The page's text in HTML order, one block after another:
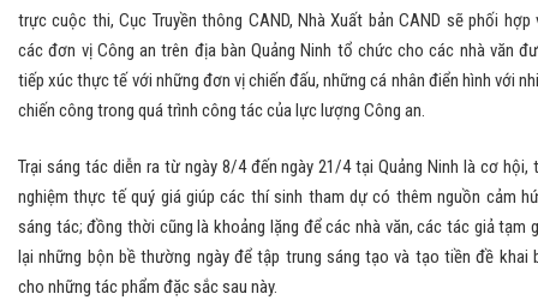
trực cuộc thi, Cục Truyền thông CAND, Nhà Xuất bản CAND sẽ phối hợp
các đơn vị Công an trên địa bàn Quảng Ninh tổ chức cho các nhà văn
tiếp xúc thực tế với những đơn vị chiến đấu, những cá nhân điển hình với
chiến công trong quá trình công tác của lực lượng Công an.
Trại sáng tác diễn ra từ ngày 8/4 đến ngày 21/4 tại Quảng Ninh là cơ hội,
nghiệm thực tế quý giá giúp các thí sinh tham dự có thêm nguồn cảm
sáng tác; đồng thời cũng là khoảng lặng để các nhà văn, các tác giả tạm
lại những bộn bề thường ngày để tập trung sáng tạo và tạo tiền đề khai
cho những tác phẩm đặc sắc sau này.